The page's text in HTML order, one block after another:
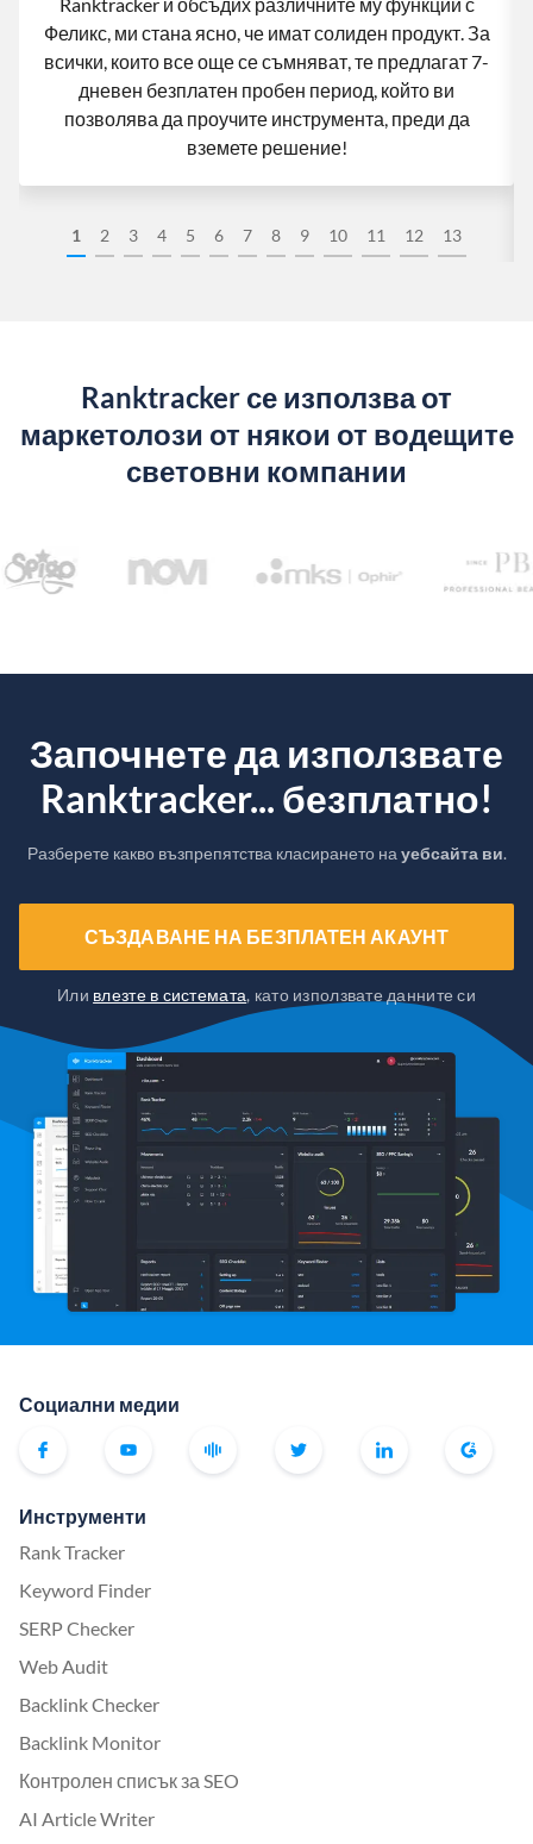
1 2 3 4 5 6 7 8 9 10 11 12 13
Феликс, ми стана ясно, че имат солиден продукт. За
всички, които все още се съмняват, те предлагат 7-
дневен безплатен пробен период, който ви
позволява да проучите инструмента, преди да
вземете решение!
Ranktracker се използва от
маркетолози от някои от водещите
световни компании
Започнете да използвате
Ranktracker... безплатно!
Разберете какво възпрепятства класирането на уебсайта ви.
СЪЗДАВАНЕ НА БЕЗПЛАТЕН АКАУНТ
Или влезте в системата, като използвате данните си
Социални медии
Инструменти
Rank Tracker
Keyword Finder
SERP Checker
Web Audit
Backlink Checker
Backlink Monitor
Контролен списък за SEO
AI Article Writer